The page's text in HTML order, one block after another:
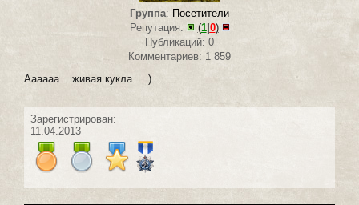
Группа: Посетители
Репутация:
(1|0)
Публикаций: 0
Комментариев: 1 859
Аааааа....живая кукла.....)
Зарегистрирован:
11.04.2013